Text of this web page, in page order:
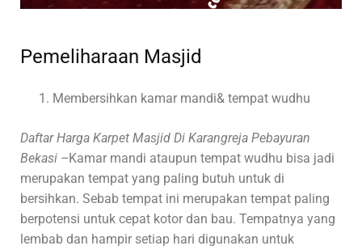
Pemeliharaan Masjid
Membersihkan kamar mandi& tempat wudhu
Daftar Harga Karpet Masjid Di Karangreja Pebayuran
Bekasi –Kamar mandi ataupun tempat wudhu bisa jadi
merupakan tempat yang paling butuh untuk di
bersihkan. Sebab tempat ini merupakan tempat paling
berpotensi untuk cepat kotor dan bau. Tempatnya yang
lembab dan hampir setiap hari digunakan untuk